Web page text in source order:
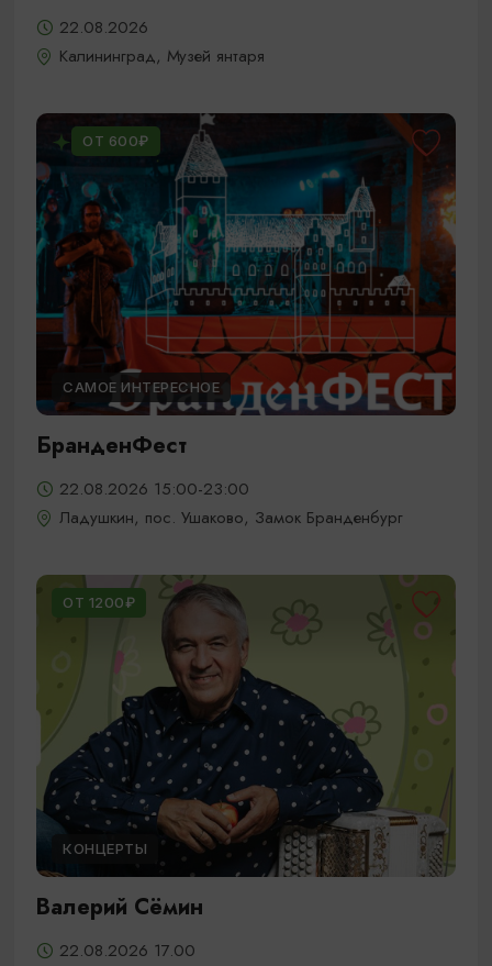
22.08.2026
Калининград, Музей янтаря
ОТ 600₽
САМОЕ ИНТЕРЕСНОЕ
БранденФест
22.08.2026 15:00-23:00
Ладушкин, пос. Ушаково, Замок Бранденбург
ОТ 1200₽
КОНЦЕРТЫ
Валерий Сёмин
22.08.2026 17.00